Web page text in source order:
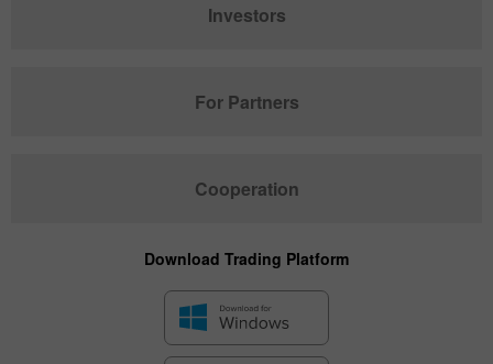
Investors
For Partners
Cooperation
Download Trading Platform